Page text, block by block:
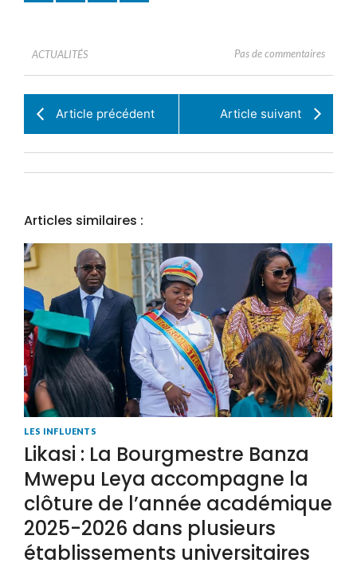
ACTUALITÉS Pas de commentaires
Article précédent Article suivant
Articles similaires :
LES INFLUENTS
Likasi : La Bourgmestre Banza
Mwepu Leya accompagne la
clôture de l’année académique
2025-2026 dans plusieurs
établissements universitaires